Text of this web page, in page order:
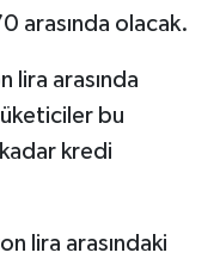
arasında olacak.
lira arasında
bu
kredi
lira arasındaki